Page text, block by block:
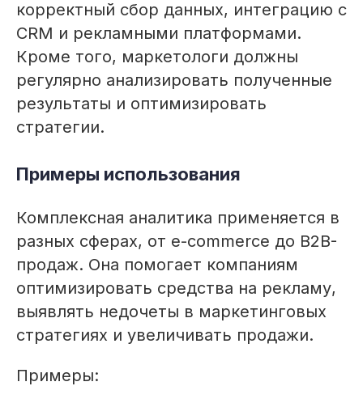
корректный сбор данных, интеграцию с
CRM и рекламными платформами.
Кроме того, маркетологи должны
регулярно анализировать полученные
результаты и оптимизировать
стратегии.
Примеры использования
Комплексная аналитика применяется в
разных сферах, от e-commerce до B2B-
продаж. Она помогает компаниям
оптимизировать средства на рекламу,
выявлять недочеты в маркетинговых
стратегиях и увеличивать продажи.
Примеры: